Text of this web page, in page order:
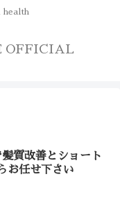
health
OFFICIAL
質改善とショート
お任せ下さい